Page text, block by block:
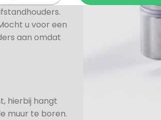
u voor een
aan omdat
hierbij hangt
muur te boren.